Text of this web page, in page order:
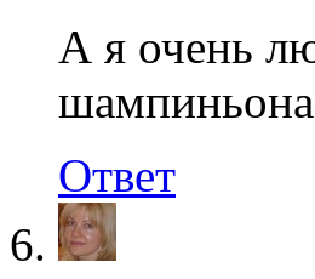
А я очень
Ответ